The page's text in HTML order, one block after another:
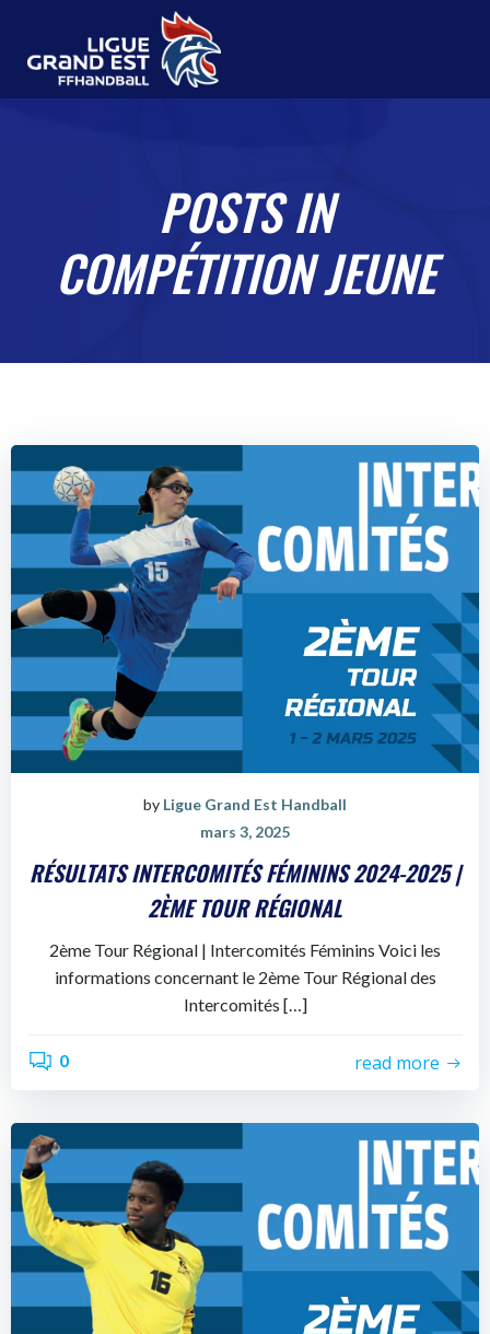
POSTS IN
COMPÉTITION JEUNE
by Ligue Grand Est Handball
mars 3, 2025
RÉSULTATS INTERCOMITÉS FÉMININS 2024-2025 |
2ÈME TOUR RÉGIONAL
2ème Tour Régional | Intercomités Féminins Voici les
informations concernant le 2ème Tour Régional des
Intercomités […]
0 read more